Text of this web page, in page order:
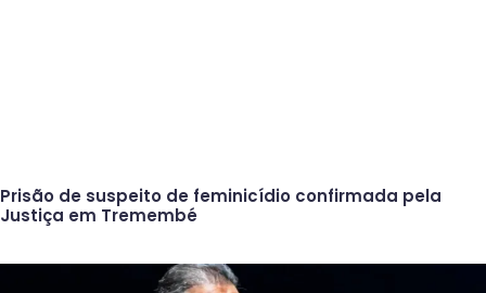
Prisão de suspeito de feminicídio confirmada pela
Justiça em Tremembé